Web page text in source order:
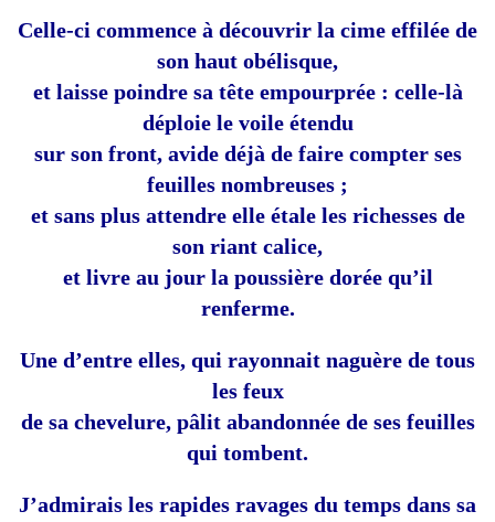
Celle-ci commence à découvrir la cime effilée de
son haut obélisque,
et laisse poindre sa tête empourprée : celle-là
déploie le voile étendu
sur son front, avide déjà de faire compter ses
feuilles nombreuses ;
et sans plus attendre elle étale les richesses de
son riant calice,
et livre au jour la poussière dorée qu’il
renferme.
Une d’entre elles, qui rayonnait naguère de tous
les feux
de sa chevelure, pâlit abandonnée de ses feuilles
qui tombent.
J’admirais les rapides ravages du temps dans sa